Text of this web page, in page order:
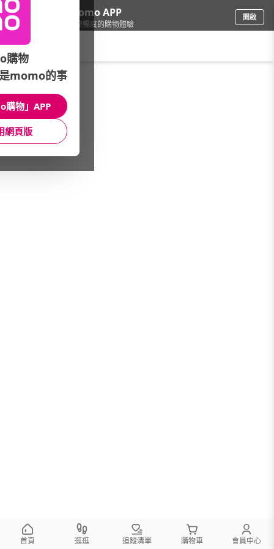
下載momo APP
給你3倍流暢度的購物體驗
開啟
女時尚/男裝/工裝褲
館長推薦 月銷量
首頁 逛逛 追蹤清單 購物車 會員中心
購物
momo的事
購物」APP
網頁版